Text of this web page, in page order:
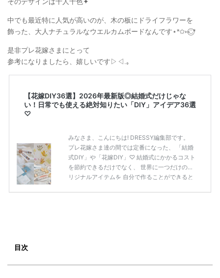
中でも最近特に人気が高いのが、木の板にドライフラワーを
飾った、大人ナチュラルなウエルカムボードなんです⋆*✩⑅◡̈⃝*
是非プレ花嫁さまにとって
参考になりましたら、嬉しいです▷◁.｡
【花嫁DIY36選】2026年最新版◎結婚式だけじゃな
い！日常でも使える絶対知りたい「DIY」アイデア36選
♡
みなさま、こんにちは! DRESSY編集部です。
プレ花嫁さま達の間では定番になった、 「結婚
式DIY」や「花嫁DIY」♡ 結婚式にかかるコスト
を節約できるだけでなく、 世界に一つだけのオ
リジナルアイテムを 自分で作ることができると
ン内容をま […]続きを読む
目次